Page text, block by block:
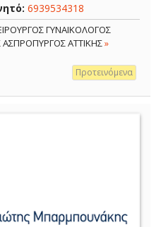
6939534318
ΓΥΝΑΙΚΟΛΟΓΟΣ
ΑΤΤΙΚΗΣ»
Προτεινόμενα